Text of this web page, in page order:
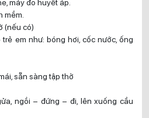
máy đo huyết áp.
mềm.
(nếu có)
em như: bóng hơi, cốc nước, ống
sẵn sàng tập thở
ngồi – đứng – đi, lên xuống cầu